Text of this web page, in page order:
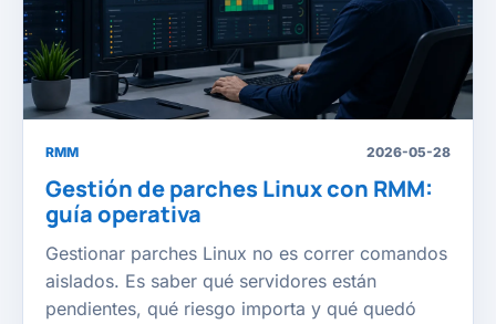
RMM 2026-05-28
Gestión de parches Linux con RMM:
guía operativa
Gestionar parches Linux no es correr comandos
aislados. Es saber qué servidores están
pendientes, qué riesgo importa y qué quedó